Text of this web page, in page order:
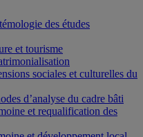
des études
et tourisme
sociales et culturelles du
d’analyse du cadre bâti
et requalification des